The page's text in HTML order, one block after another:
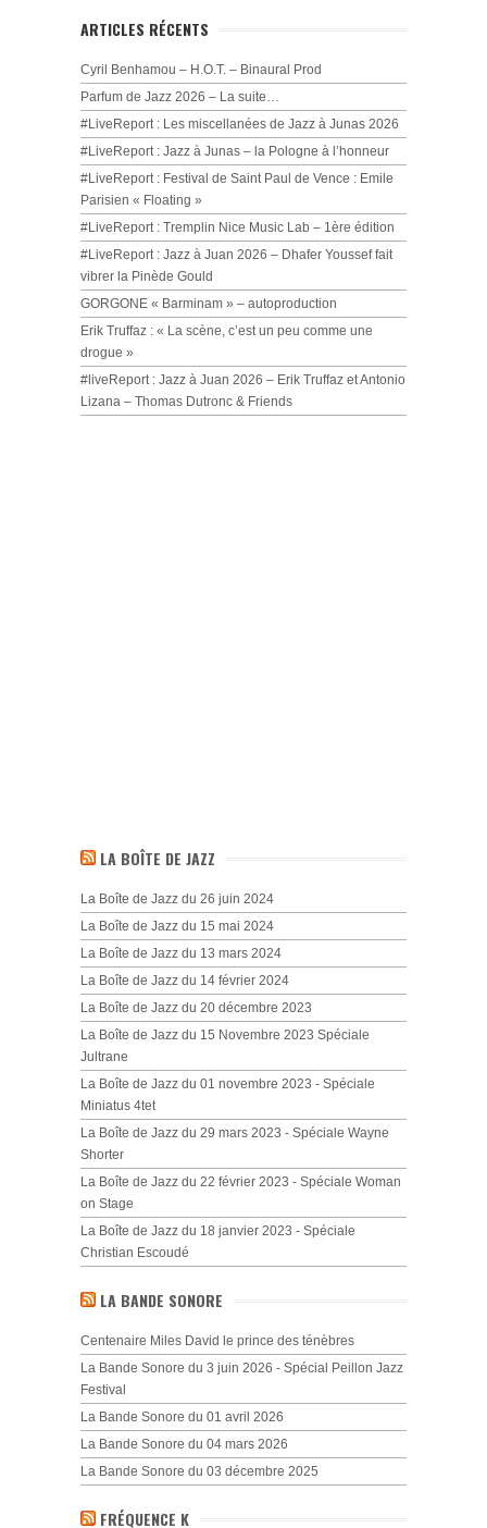
ARTICLES RÉCENTS
Cyril Benhamou – H.O.T. – Binaural Prod
Parfum de Jazz 2026 – La suite…
#LiveReport : Les miscellanées de Jazz à Junas 2026
#LiveReport : Jazz à Junas – la Pologne à l’honneur
#LiveReport : Festival de Saint Paul de Vence : Emile
Parisien « Floating »
#LiveReport : Tremplin Nice Music Lab – 1ère édition
#LiveReport : Jazz à Juan 2026 – Dhafer Youssef fait
vibrer la Pinède Gould
GORGONE « Barminam » – autoproduction
Erik Truffaz : « La scène, c’est un peu comme une
drogue »
#liveReport : Jazz à Juan 2026 – Erik Truffaz et Antonio
Lizana – Thomas Dutronc & Friends
LA BOÎTE DE JAZZ
La Boîte de Jazz du 26 juin 2024
La Boîte de Jazz du 15 mai 2024
La Boîte de Jazz du 13 mars 2024
La Boîte de Jazz du 14 février 2024
La Boîte de Jazz du 20 décembre 2023
La Boîte de Jazz du 15 Novembre 2023 Spéciale
Jultrane
La Boîte de Jazz du 01 novembre 2023 - Spéciale
Miniatus 4tet
La Boîte de Jazz du 29 mars 2023 - Spéciale Wayne
Shorter
La Boîte de Jazz du 22 février 2023 - Spéciale Woman
on Stage
La Boîte de Jazz du 18 janvier 2023 - Spéciale
Christian Escoudé
LA BANDE SONORE
Centenaire Miles David le prince des ténèbres
La Bande Sonore du 3 juin 2026 - Spécial Peillon Jazz
Festival
La Bande Sonore du 01 avril 2026
La Bande Sonore du 04 mars 2026
La Bande Sonore du 03 décembre 2025
FRÉQUENCE K